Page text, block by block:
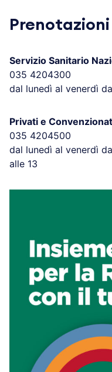
Prenotazioni
Servizio Sanitario
035 4204300
dal lunedì al venerdì
Privati e
035 4204500
dal lunedì al venerdì
alle 13